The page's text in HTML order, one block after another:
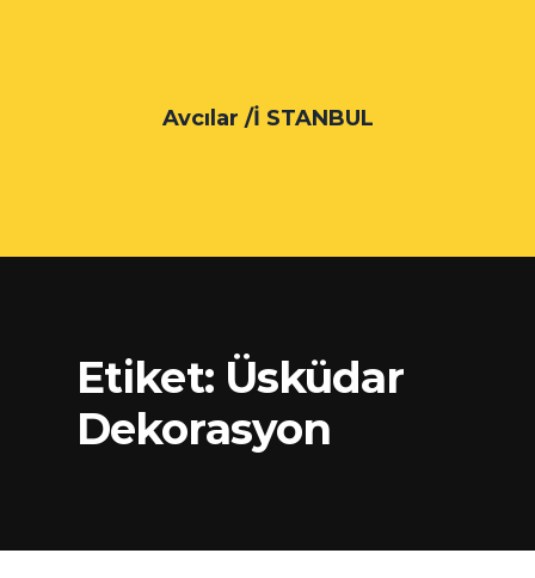
Avcılar /İ STANBUL
Etiket: Üsküdar
Dekorasyon